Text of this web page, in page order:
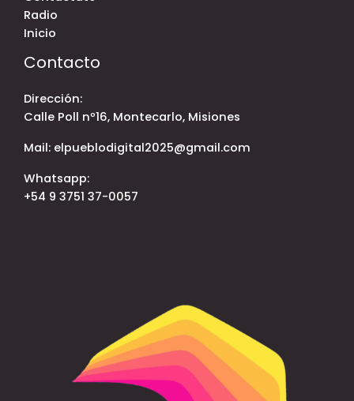
Radio
Inicio
Contacto
Dirección:
Calle Poll nº16, Montecarlo, Misiones
Mail: elpueblodigital2025@gmail.com
Whatsapp:
+54 9 3751 37-0057